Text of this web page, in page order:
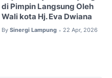
di Pimpin Langsung Oleh
Wali kota Hj. Eva Dwiana
By Sinergi Lampung • 22 Apr, 2026